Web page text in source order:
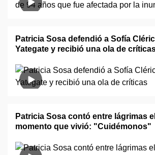
Patricia Sosa defendió a Sofía
Yategate y recibió una ola de
Patricia Sosa contó entre lágrimas
momento que vivió: "Cuidémonos"